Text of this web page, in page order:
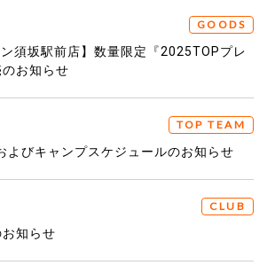
GOODS
須坂駅前店】数量限定『2025TOPプレ
お知らせ
TOP TEAM
よびキャンプスケジュールのお知らせ
CLUB
知らせ